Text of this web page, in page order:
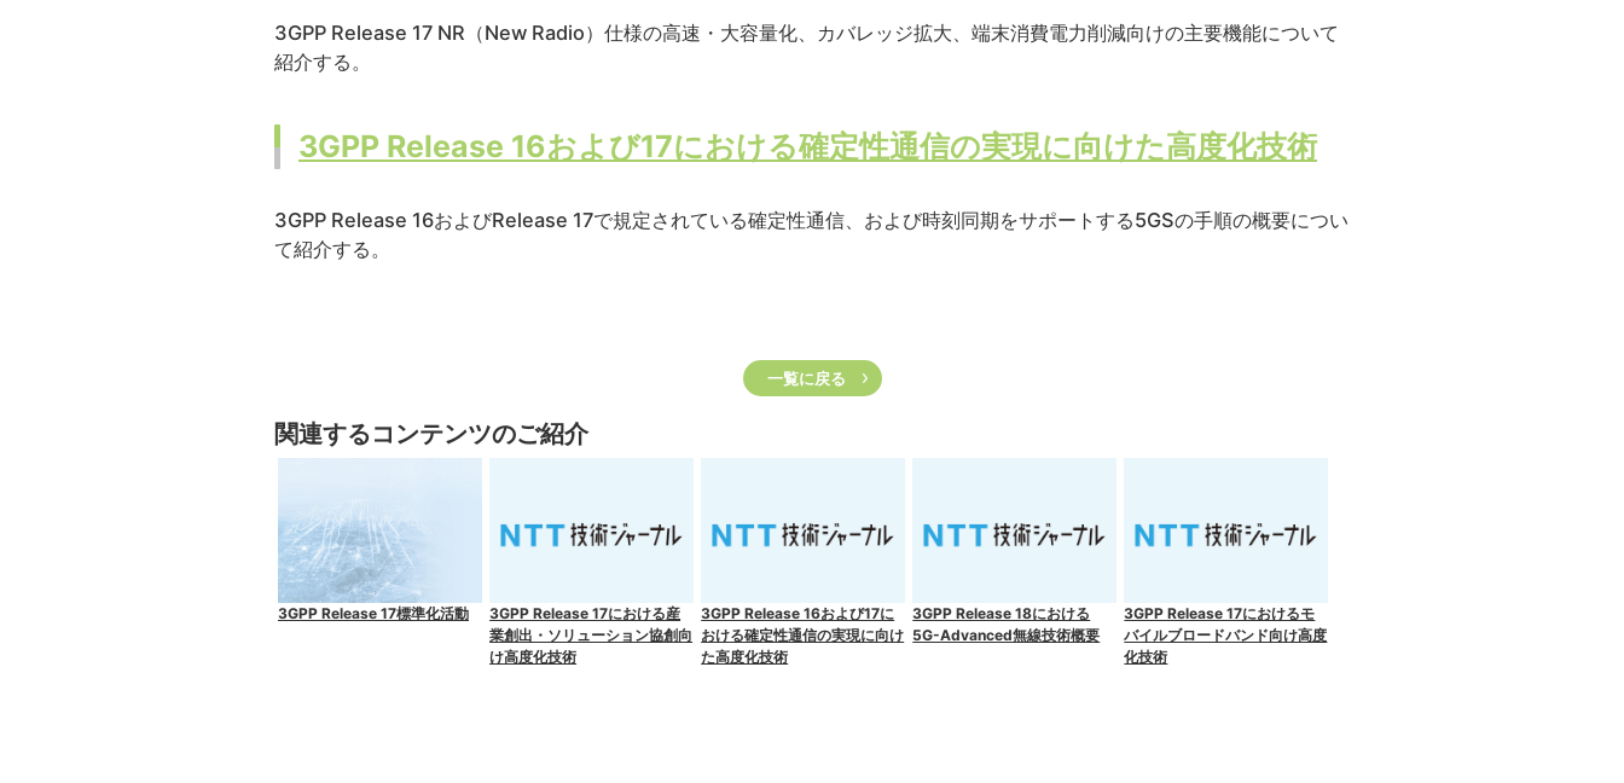
3GPP Release 17 NR（New Radio）仕様の高速・大容量化、カバレッジ拡大、端末消費電力削減向けの主要機能について
紹介する。
3GPP Release 16および17における確定性通信の実現に向けた高度化技術
3GPP Release 16およびRelease 17で規定されている確定性通信、および時刻同期をサポートする5GSの手順の概要につい
て紹介する。
一覧に戻る
関連するコンテンツのご紹介
3GPP Release 17標準化活動
3GPP Release 17における産
業創出・ソリューション協創向
け高度化技術
3GPP Release 16および17に
おける確定性通信の実現に向け
た高度化技術
3GPP Release 18における
5G-Advanced無線技術概要
3GPP Release 17におけるモ
バイルブロードバンド向け高度
化技術